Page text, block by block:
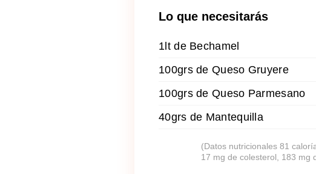
Lo que necesitarás
1lt de Bechamel
100grs de Queso Gruyere
100grs de Queso Parmesano
40grs de Mantequilla
(Datos nutricionales 81
17 mg de colesterol, 183 mg